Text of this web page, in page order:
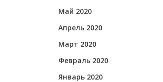
Май 2020
Апрель 2020
Март 2020
Февраль 2020
Январь 2020